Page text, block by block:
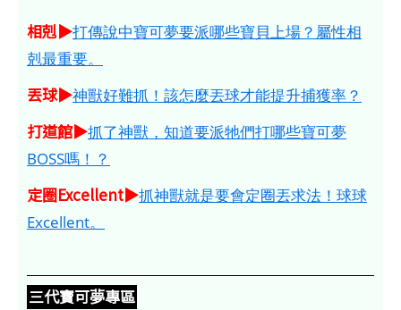
相剋▶打傳說中寶可夢要派哪些寶貝上場？屬性相
剋最重要。
丟球▶神獸好難抓！該怎麼丟球才能提升捕獲率？
打道館▶抓了神獸，知道要派牠們打哪些寶可夢
BOSS嗎！？
定圈Excellent▶抓神獸就是要會定圈丟求法！球球
Excellent。
三代寶可夢專區